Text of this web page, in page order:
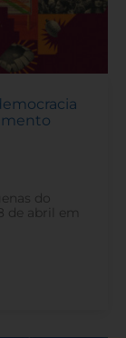
do
de abril em